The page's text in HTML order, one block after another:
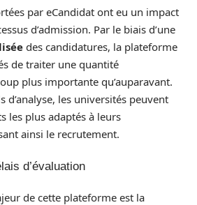
par eCandidat ont eu un impact
d’admission. Par le biais d’une
des candidatures, la plateforme
de traiter une quantité
plus importante qu’auparavant.
d’analyse, les universités peuvent
les plus adaptés à leurs
ainsi le recrutement.
d’évaluation
de cette plateforme est la